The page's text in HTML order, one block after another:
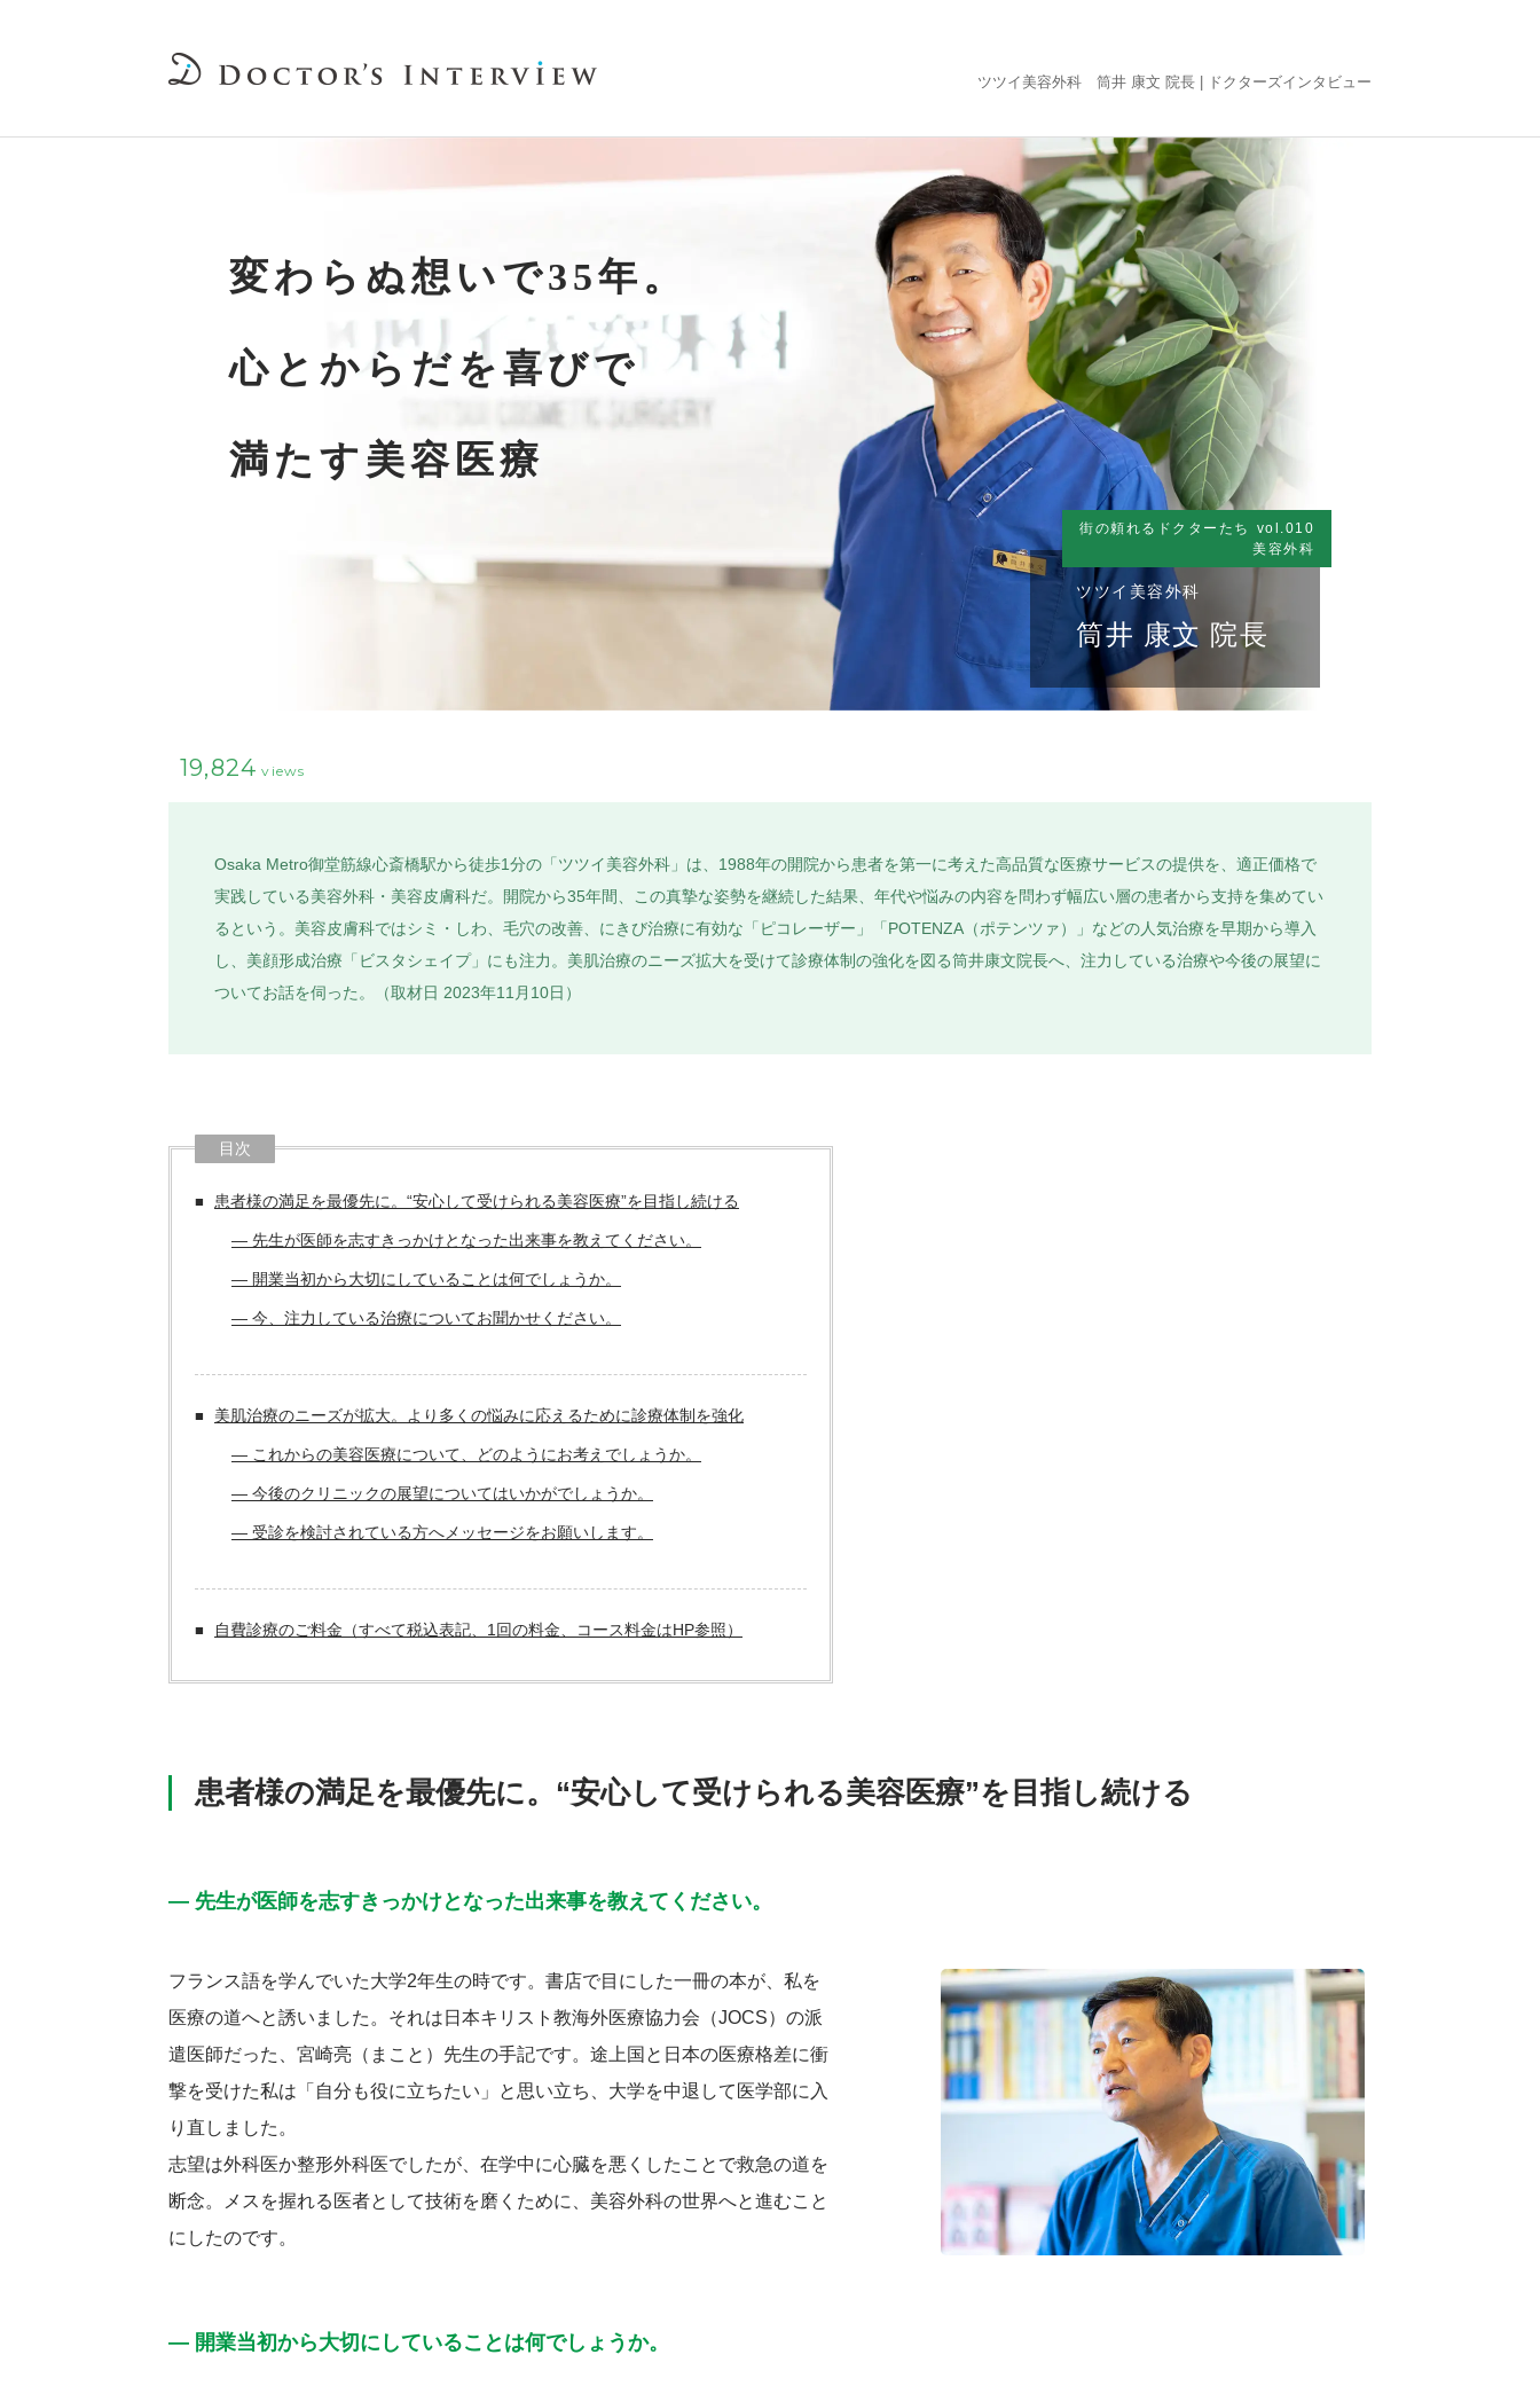
ツツイ美容外科 筒井 康文 院長 | ドクターズインタビュー
変わらぬ想いで35年。
心とからだを喜びで
満たす美容医療
街の頼れるドクターたち
vol.010
美容外科
ツツイ美容外科
筒井 康文 院長
19,824 views
Osaka Metro御堂筋線心斎橋駅から徒歩1分の「ツツイ美容外科」は、1988年の開院から患者を第一に考えた高品質な医療サービスの提供を、適正価格で
実践している美容外科・美容皮膚科だ。開院から35年間、この真摯な姿勢を継続した結果、年代や悩みの内容を問わず幅広い層の患者から支持を集めてい
るという。美容皮膚科ではシミ・しわ、毛穴の改善、にきび治療に有効な「ピコレーザー」「POTENZA（ポテンツァ）」などの人気治療を早期から導入
し、美顔形成治療「ビスタシェイプ」にも注力。美肌治療のニーズ拡大を受けて診療体制の強化を図る筒井康文院長へ、注力している治療や今後の展望に
ついてお話を伺った。（取材日 2023年11月10日）
目次
患者様の満足を最優先に。“安心して受けられる美容医療”を目指し続ける
― 先生が医師を志すきっかけとなった出来事を教えてください。
― 開業当初から大切にしていることは何でしょうか。
― 今、注力している治療についてお聞かせください。
美肌治療のニーズが拡大。より多くの悩みに応えるために診療体制を強化
― これからの美容医療について、どのようにお考えでしょうか。
― 今後のクリニックの展望についてはいかがでしょうか。
― 受診を検討されている方へメッセージをお願いします。
自費診療のご料金（すべて税込表記、1回の料金、コース料金はHP参照）
患者様の満足を最優先に。“安心して受けられる美容医療”を目指し続ける
― 先生が医師を志すきっかけとなった出来事を教えてください。
フランス語を学んでいた大学2年生の時です。書店で目にした一冊の本が、私を
医療の道へと誘いました。それは日本キリスト教海外医療協力会（JOCS）の派
遣医師だった、宮崎亮（まこと）先生の手記です。途上国と日本の医療格差に衝
撃を受けた私は「自分も役に立ちたい」と思い立ち、大学を中退して医学部に入
り直しました。
志望は外科医か整形外科医でしたが、在学中に心臓を悪くしたことで救急の道を
断念。メスを握れる医者として技術を磨くために、美容外科の世界へと進むこと
にしたのです。
― 開業当初から大切にしていることは何でしょうか。